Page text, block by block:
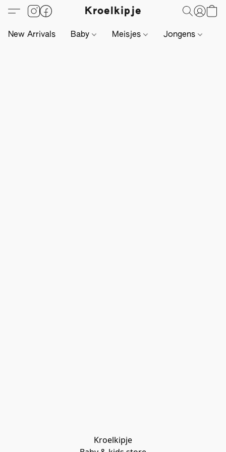
Kroelkipje
New Arrivals Baby Meisjes Jongens
Kroelkipje